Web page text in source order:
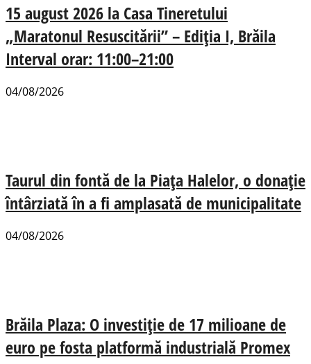
15 august 2026 la Casa Tineretului
„Maratonul Resuscitării” – Ediția I, Brăila
Interval orar: 11:00–21:00
04/08/2026
Taurul din fontă de la Piața Halelor, o donație
întârziată în a fi amplasată de municipalitate
04/08/2026
Brăila Plaza: O investiție de 17 milioane de
euro pe fosta platformă industrială Promex